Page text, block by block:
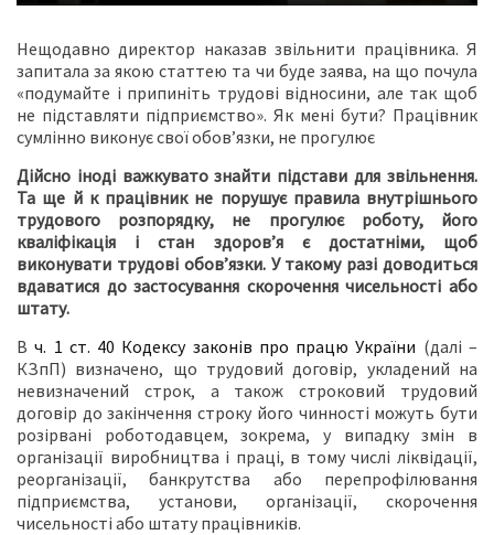
Нещодавно директор наказав звільнити працівника. Я
запитала за якою статтею та чи буде заява, на що почула
«подумайте і припиніть трудові відносини, але так щоб
не підставляти підприємство». Як мені бути? Працівник
сумлінно виконує свої обов’язки, не прогулює
Дійсно іноді важкувато знайти підстави для звільнення.
Та ще й к працівник не порушує правила внутрішнього
трудового розпорядку, не прогулює роботу, його
кваліфікація і стан здоров’я є достатніми, щоб
виконувати трудові обов’язки. У такому разі доводиться
вдаватися до застосування скорочення чисельності або
штату.
Вч. 1 ст. 40 Кодексу законів про працю України (далі –
КЗпП) визначено, що трудовий договір, укладений на
невизначений строк, а також строковий трудовий
договір до закінчення строку його чинності можуть бути
розірвані роботодавцем, зокрема, у випадку змін в
організації виробництва і праці, в тому числі ліквідації,
реорганізації, банкрутства або перепрофілювання
підприємства, установи, організації, скорочення
чисельності або штату працівників.